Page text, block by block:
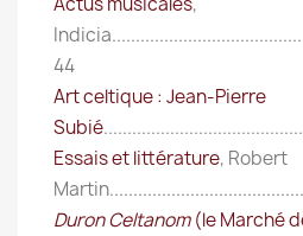
44
Art celtique : Jean-Pierre
Subié
Essais et littérature, Robert
Duron Celtanom(le Marché